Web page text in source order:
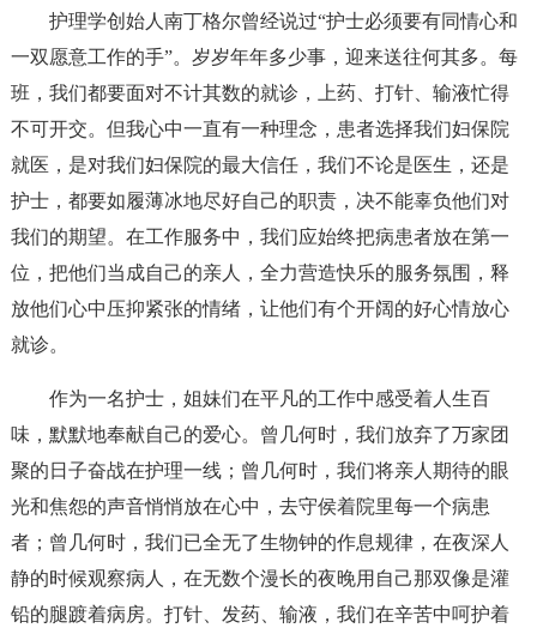
护理学创始人南丁格尔曾经说过“护士必须要有同情心和
一双愿意工作的手”。岁岁年年多少事，迎来送往何其多。每
班，我们都要面对不计其数的就诊，上药、打针、输液忙得
不可开交。但我心中一直有一种理念，患者选择我们妇保院
就医，是对我们妇保院的最大信任，我们不论是医生，还是
护士，都要如履薄冰地尽好自己的职责，决不能辜负他们对
我们的期望。在工作服务中，我们应始终把病患者放在第一
位，把他们当成自己的亲人，全力营造快乐的服务氛围，释
放他们心中压抑紧张的情绪，让他们有个开阔的好心情放心
就诊。
作为一名护士，姐妹们在平凡的工作中感受着人生百
味，默默地奉献自己的爱心。曾几何时，我们放弃了万家团
聚的日子奋战在护理一线；曾几何时，我们将亲人期待的眼
光和焦怨的声音悄悄放在心中，去守侯着院里每一个病患
者；曾几何时，我们已全无了生物钟的作息规律，在夜深人
静的时候观察病人，在无数个漫长的夜晚用自己那双像是灌
铅的腿踱着病房。打针、发药、输液，我们在辛苦中呵护着